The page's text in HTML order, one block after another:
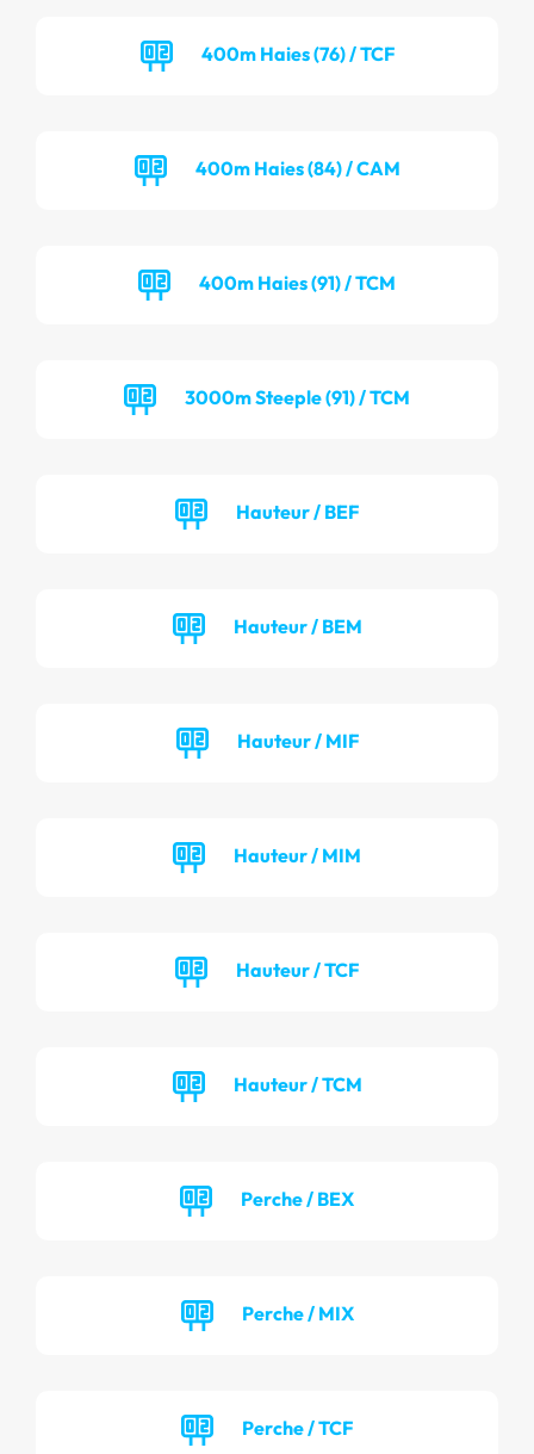
400m Haies (76) / TCF
400m Haies (84) / CAM
400m Haies (91) / TCM
3000m Steeple (91) / TCM
Hauteur / BEF
Hauteur / BEM
Hauteur / MIF
Hauteur / MIM
Hauteur / TCF
Hauteur / TCM
Perche / BEX
Perche / MIX
Perche / TCF